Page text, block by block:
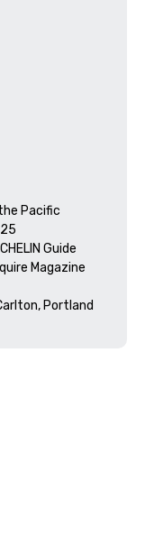
Pacific
Guide
Magazine
Portland